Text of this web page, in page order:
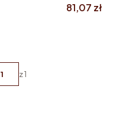
Cena
81,07 zł
z 1